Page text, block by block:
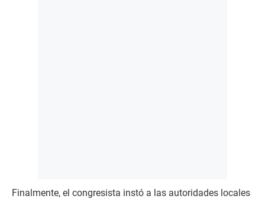
Finalmente, el congresista instó a las autoridades locales